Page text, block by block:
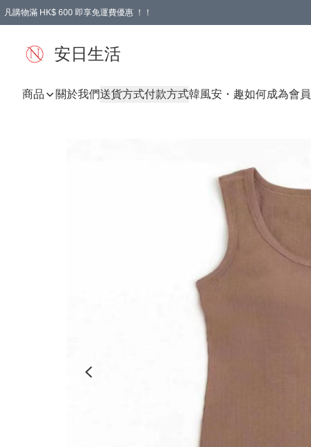
凡購物滿 HK$ 600 即享免運費優惠 ！！
安日生活
商品 關於我們送貨方式付款方式韓風安・趣如何成為會員